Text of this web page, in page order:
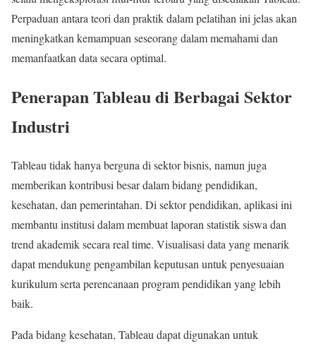
Perpaduan antara teori dan praktik dalam pelatihan ini jelas akan
meningkatkan kemampuan seseorang dalam memahami dan
memanfaatkan data secara optimal.
Penerapan Tableau di Berbagai Sektor
Industri
Tableau tidak hanya berguna di sektor bisnis, namun juga
memberikan kontribusi besar dalam bidang pendidikan,
kesehatan, dan pemerintahan. Di sektor pendidikan, aplikasi ini
membantu institusi dalam membuat laporan statistik siswa dan
trend akademik secara real time. Visualisasi data yang menarik
dapat mendukung pengambilan keputusan untuk penyesuaian
kurikulum serta perencanaan program pendidikan yang lebih
baik.
Pada bidang kesehatan, Tableau dapat digunakan untuk